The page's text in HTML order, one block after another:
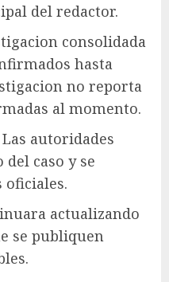
del redactor.
consolidada
hasta
no reporta
al momento.
autoridades
caso y se
oficiales.
actualizando
se publiquen